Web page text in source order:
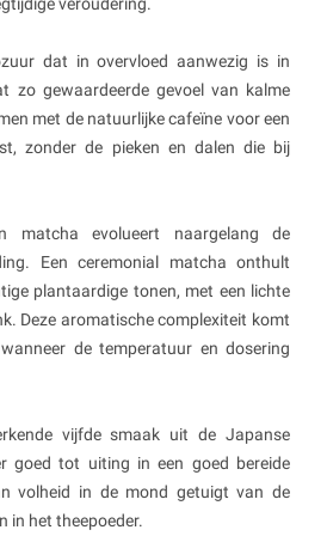
dat in overvloed aanwezig is in
zo gewaardeerde gevoel van kalme
met de natuurlijke cafeïne voor een
zonder de pieken en dalen die bij
matcha evolueert naargelang de
Een ceremonial matcha onthult
plantaardige tonen, met een lichte
Deze aromatische complexiteit komt
de temperatuur en dosering
vijfde smaak uit de Japanse
goed tot uiting in een goed bereide
volheid in de mond getuigt van de
in het theepoeder.